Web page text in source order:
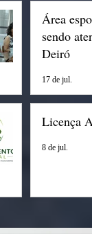
Área
sendo
Deiró
17 de jul.
Licença
8 de jul.